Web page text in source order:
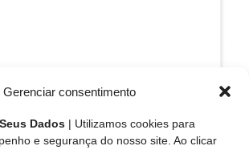
Gerenciar consentimento
Dados | Utilizamos cookies para
e segurança do nosso site. Ao clicar